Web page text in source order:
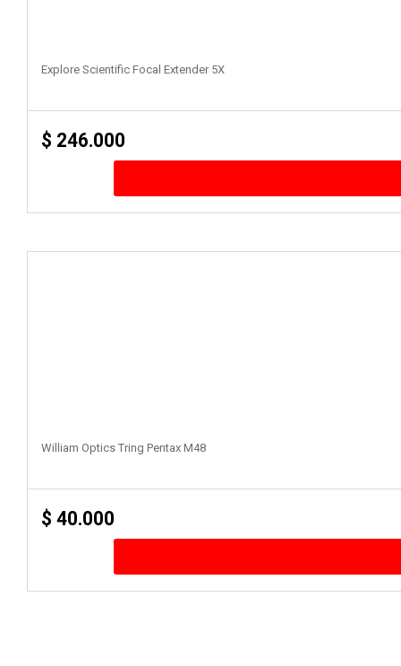
Explore Scientific Focal Extender 5X
$ 246.000
William Optics Tring Pentax M48
$ 40.000